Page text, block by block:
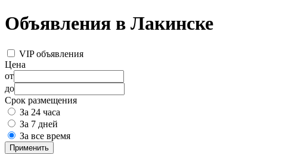
Объявления в Лакинске
VIP объявления
Цена
от
до
Срок размещения
За 24 часа
За 7 дней
За все время
Применить